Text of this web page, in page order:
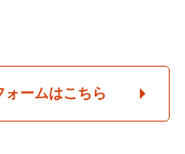
ォームはこちら